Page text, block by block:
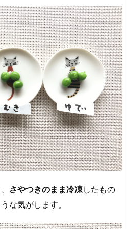
さやつきのまま冷凍したもの
な気がします。